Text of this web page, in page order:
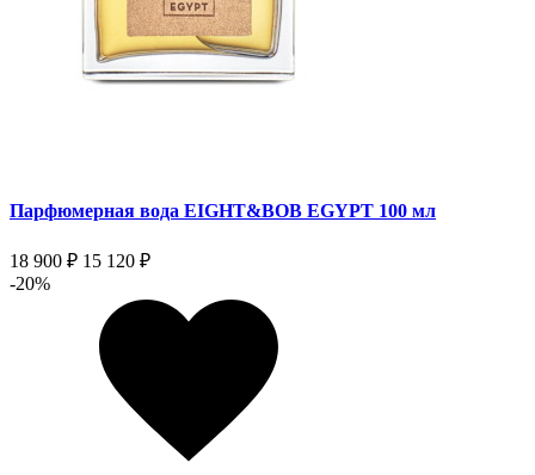
Парфюмерная вода EIGHT&BOB EGYPT 100 мл
18 900 ₽ 15 120 ₽
-20%